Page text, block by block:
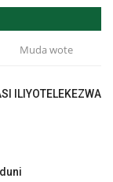
Muda wote
ILIYOTELEKEZWA